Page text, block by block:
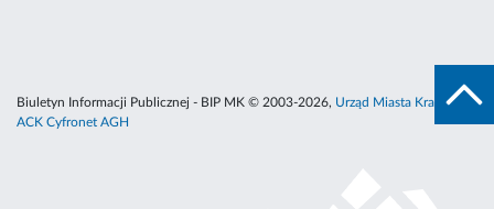
Biuletyn Informacji Publicznej - BIP MK © 2003-2026, Urząd Miasta Krakowa
ACK Cyfronet AGH